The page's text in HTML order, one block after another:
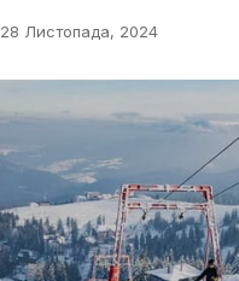
28 Листопада, 2024